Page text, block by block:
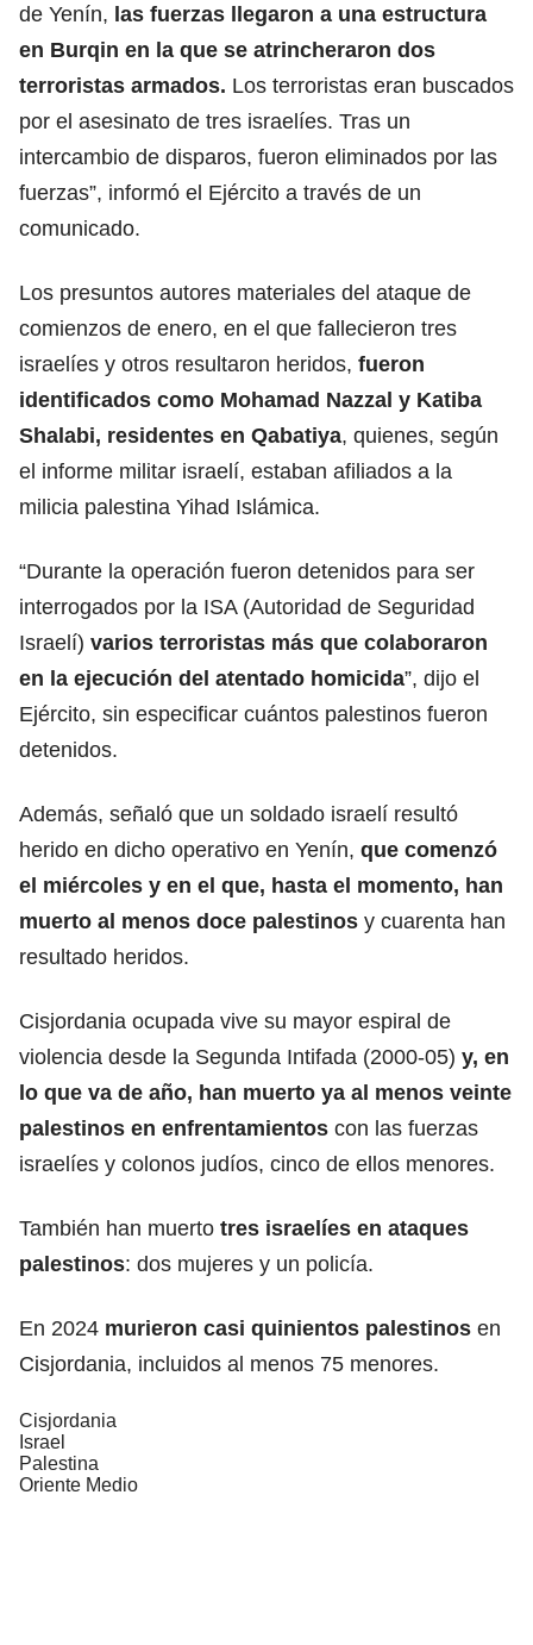
de Yenín, las fuerzas llegaron a una estructura
en Burqin en la que se atrincheraron dos
terroristas armados. Los terroristas eran buscados
por el asesinato de tres israelíes. Tras un
intercambio de disparos, fueron eliminados por las
fuerzas”, informó el Ejército a través de un
comunicado.
Los presuntos autores materiales del ataque de
comienzos de enero, en el que fallecieron tres
israelíes y otros resultaron heridos, fueron
identificados como Mohamad Nazzal y Katiba
Shalabi, residentes en Qabatiya, quienes, según
el informe militar israelí, estaban afiliados a la
milicia palestina Yihad Islámica.
“Durante la operación fueron detenidos para ser
interrogados por la ISA (Autoridad de Seguridad
Israelí) varios terroristas más que colaboraron
en la ejecución del atentado homicida”, dijo el
Ejército, sin especificar cuántos palestinos fueron
detenidos.
Además, señaló que un soldado israelí resultó
herido en dicho operativo en Yenín, que comenzó
el miércoles y en el que, hasta el momento, han
muerto al menos doce palestinos y cuarenta han
resultado heridos.
Cisjordania ocupada vive su mayor espiral de
violencia desde la Segunda Intifada (2000-05) y, en
lo que va de año, han muerto ya al menos veinte
palestinos en enfrentamientos con las fuerzas
israelíes y colonos judíos, cinco de ellos menores.
También han muerto tres israelíes en ataques
palestinos: dos mujeres y un policía.
En 2024 murieron casi quinientos palestinos en
Cisjordania, incluidos al menos 75 menores.
Cisjordania
Israel
Palestina
Oriente Medio